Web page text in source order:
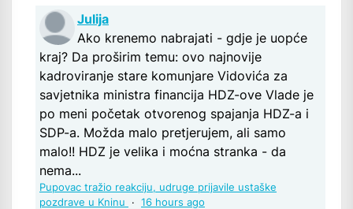
Julija
Ako krenemo nabrajati - gdje je uopće
kraj? Da proširim temu: ovo najnovije
kadroviranje stare komunjare Vidovića za
savjetnika ministra financija HDZ-ove Vlade je
po meni početak otvorenog spajanja HDZ-a i
SDP-a. Možda malo pretjerujem, ali samo
malo!! HDZ je velika i moćna stranka - da
nema...
Pupovac tražio reakciju, udruge prijavile ustaške
pozdrave u Kninu
· 16 hours ago